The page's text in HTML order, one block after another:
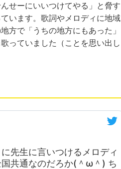
せーにいいつけてやる」と脅す
います。歌詞やメロディに地域
方で「うちの地方にもあった」
っていました（ことを思い出し
先生に言いつけるメロディ
共通なのだろか(＾ω＾) ち